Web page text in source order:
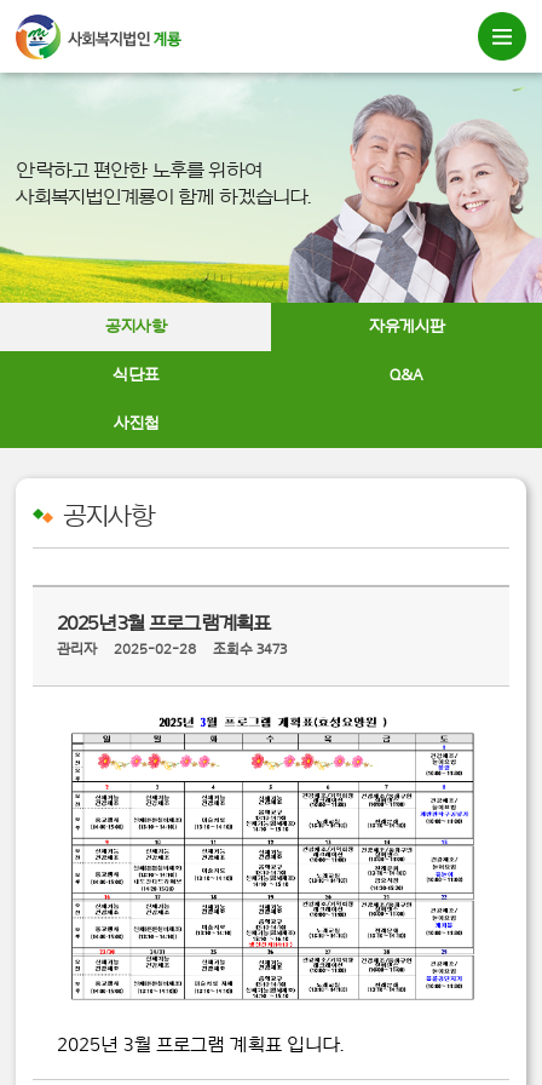
안락하고 편안한 노후를 위하여
사회복지법인계룡이 함께 하겠습니다.
공지사항 자유게시판
식단표 Q&A
사진첩
공지사항
2025년3월 프로그램계획표
관리자 2025-02-28 조회수 3473
2025년 3월 프로그램 계획표 입니다.